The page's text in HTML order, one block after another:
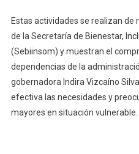
Estas actividades se realizan de
de la Secretaría de Bienestar,
(Sebiinsom) y muestran el
dependencias de la
gobernadora Indira Vizcaíno
efectiva las necesidades y
mayores en situación vulnerable.